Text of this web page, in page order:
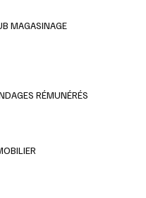
MAGASINAGE
RÉMUNÉRÉS